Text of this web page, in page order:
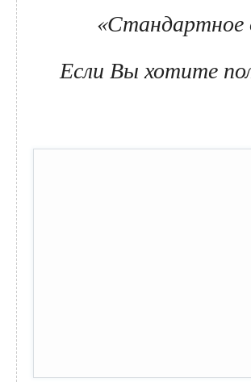
«Стандартное
Если Вы хотите